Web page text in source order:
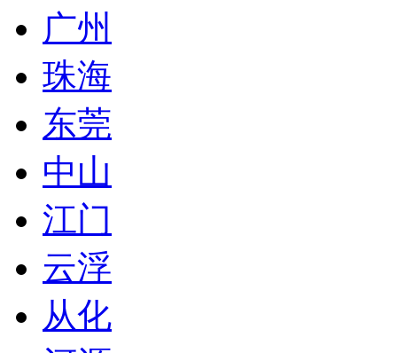
广州
珠海
东莞
中山
江门
云浮
从化